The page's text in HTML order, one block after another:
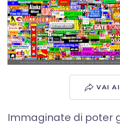
VAI
Immaginate di poter